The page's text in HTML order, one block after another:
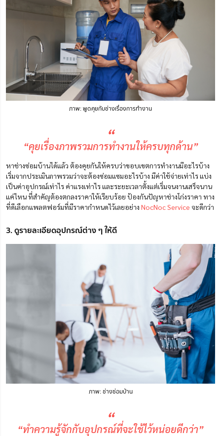
ภาพ: พูดคุยกับช่างเรื่องการทำงาน
“
“คุยเรื่องภาพรวมการทำงานให้ครบทุกด้าน”
หาช่างซ่อมบ้านได้แล้ว ต้องคุยกันให้ครบว่าขอบเขตการทำงานมีอะไรบ้าง
เริ่มจากประเมินภาพรวมว่าจะต้องซ่อมแซมอะไรบ้าง มีค่าใช้จ่ายเท่าไร แบ่ง
เป็นค่าอุปกรณ์เท่าไร ค่าแรงเท่าไร และระยะเวลาตั้งแต่เริ่มจนงานเสร็จนาน
แค่ไหน ที่สำคัญต้องตกลงราคาให้เรียบร้อย ป้องกันปัญหาช่างโก่งราคา ทาง
ที่ดีเลือกแพลตฟอร์มที่มีราคากำหนดไว้เลยอย่าง NocNoc Service จะดีกว่า
3. ดูรายละเอียดอุปกรณ์ต่าง ๆ ให้ดี
ภาพ: ช่างซ่อมบ้าน
“
“ทำความรู้จักกับอุปกรณ์ที่จะใช้ไว้หน่อยดีกว่า”